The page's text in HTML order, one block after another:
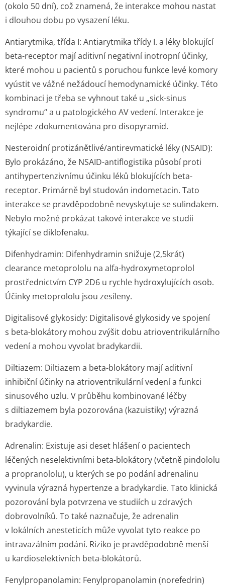
(okolo 50 dní), což znamená, že interakce mohou nastat
i dlouhou dobu po vysazení léku.
Antiarytmika, třída I: Antiarytmika třídy I. a léky blokující
beta-receptor mají aditivní negativní inotropní účinky,
které mohou u pacientů s poruchou funkce levé komory
vyústit ve vážné nežádoucí hemodynamické účinky. Této
kombinaci je třeba se vyhnout také u „sick-sinus
syndromu“ a u patologického AV vedení. Interakce je
nejlépe zdokumentována pro disopyramid.
Nesteroidní protizánětlivé/an­tirevmatické léky (NSAID):
Bylo prokázáno, že NSAID-antiflogistika působí proti
antihypertenzivnímu účinku léků blokujících beta-
receptor. Primárně byl studován indometacin. Tato
interakce se pravděpodobně nevyskytuje se sulindakem.
Nebylo možné prokázat takové interakce ve studii
týkající se diklofenaku.
Difenhydramin: Difenhydramin snižuje (2,5krát)
clearance metoprololu na alfa-hydroxymetoprolol
prostřednictvím CYP 2D6 u rychle hydroxylujících osob.
Účinky metoprololu jsou zesíleny.
Digitalisové glykosidy: Digitalisové glykosidy ve spojení
s beta-blokátory mohou zvýšit dobu atrioventriku­lárního
vedení a mohou vyvolat bradykardii.
Diltiazem: Diltiazem a beta-blokátory mají aditivní
inhibiční účinky na atrioventrikulární vedení a funkci
sinusového uzlu. V průběhu kombinované léčby
s diltiazemem byla pozorována (kazuistiky) výrazná
bradykardie.
Adrenalin: Existuje asi deset hlášení o pacientech
léčených neselektivními beta-blokátory (včetně pindololu
a propranololu), u kterých se po podání adrenalinu
vyvinula výrazná hypertenze a bradykardie. Tato klinická
pozorování byla potvrzena ve studiích u zdravých
dobrovolníků. To také naznačuje, že adrenalin
v lokálních anesteticích může vyvolat tyto reakce po
intravazálním podání. Riziko je pravděpodobně menší
u kardioselek­tivních beta-blokátorů.
Fenylpropanola­min: Fenylpropanolamin (norefedrin)